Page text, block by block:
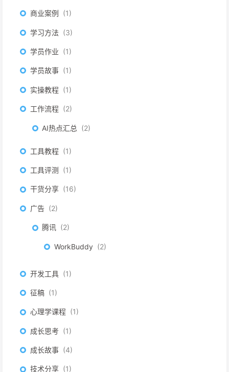
商业案例 1
学习方法 3
学员作业 1
学员故事 1
实操教程 1
工作流程 2
AI热点汇总 2
工具教程 1
工具评测 1
干货分享 16
广告 2
腾讯 2
WorkBuddy 2
开发工具 1
征稿 1
心理学课程 1
成长思考 1
成长故事 4
技术分享 1